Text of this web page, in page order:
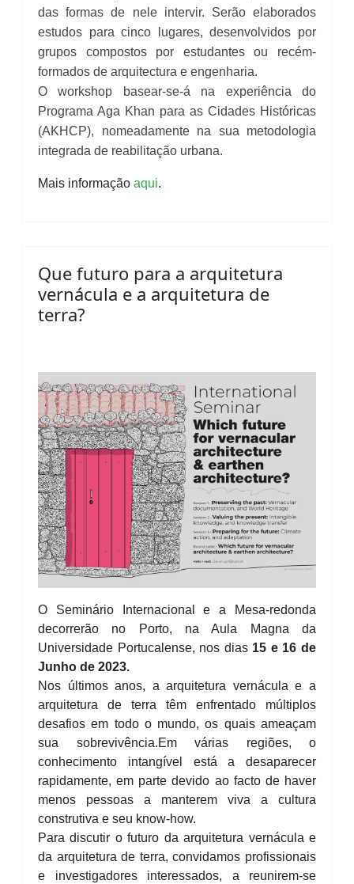
das formas de nele intervir. Serão elaborados
estudos para cinco lugares, desenvolvidos por
grupos compostos por estudantes ou recém-
formados de arquitectura e engenharia.
O workshop basear-se-á na experiência do
Programa Aga Khan para as Cidades Históricas
(AKHCP), nomeadamente na sua metodologia
integrada de reabilitação urbana.
Mais informação aqui.
Que futuro para a arquitetura
vernácula e a arquitetura de
terra?
O Seminário Internacional e a Mesa-redonda
decorrerão no Porto, na Aula Magna da
Universidade Portucalense, nos dias 15 e 16 de
Junho de 2023.
Nos últimos anos, a arquitetura vernácula e a
arquitetura de terra têm enfrentado múltiplos
desafios em todo o mundo, os quais ameaçam
sua sobrevivência.Em várias regiões, o
conhecimento intangível está a desaparecer
rapidamente, em parte devido ao facto de haver
menos pessoas a manterem viva a cultura
construtiva e seu know-how.
Para discutir o futuro da arquitetura vernácula e
da arquitetura de terra, convidamos profissionais
e investigadores interessados, a reunirem-se